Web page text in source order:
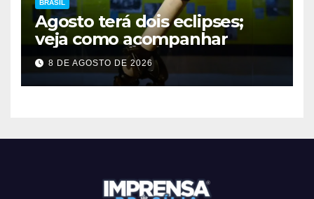
BRASIL
Agosto terá dois eclipses;
veja como acompanhar
8 DE AGOSTO DE 2026